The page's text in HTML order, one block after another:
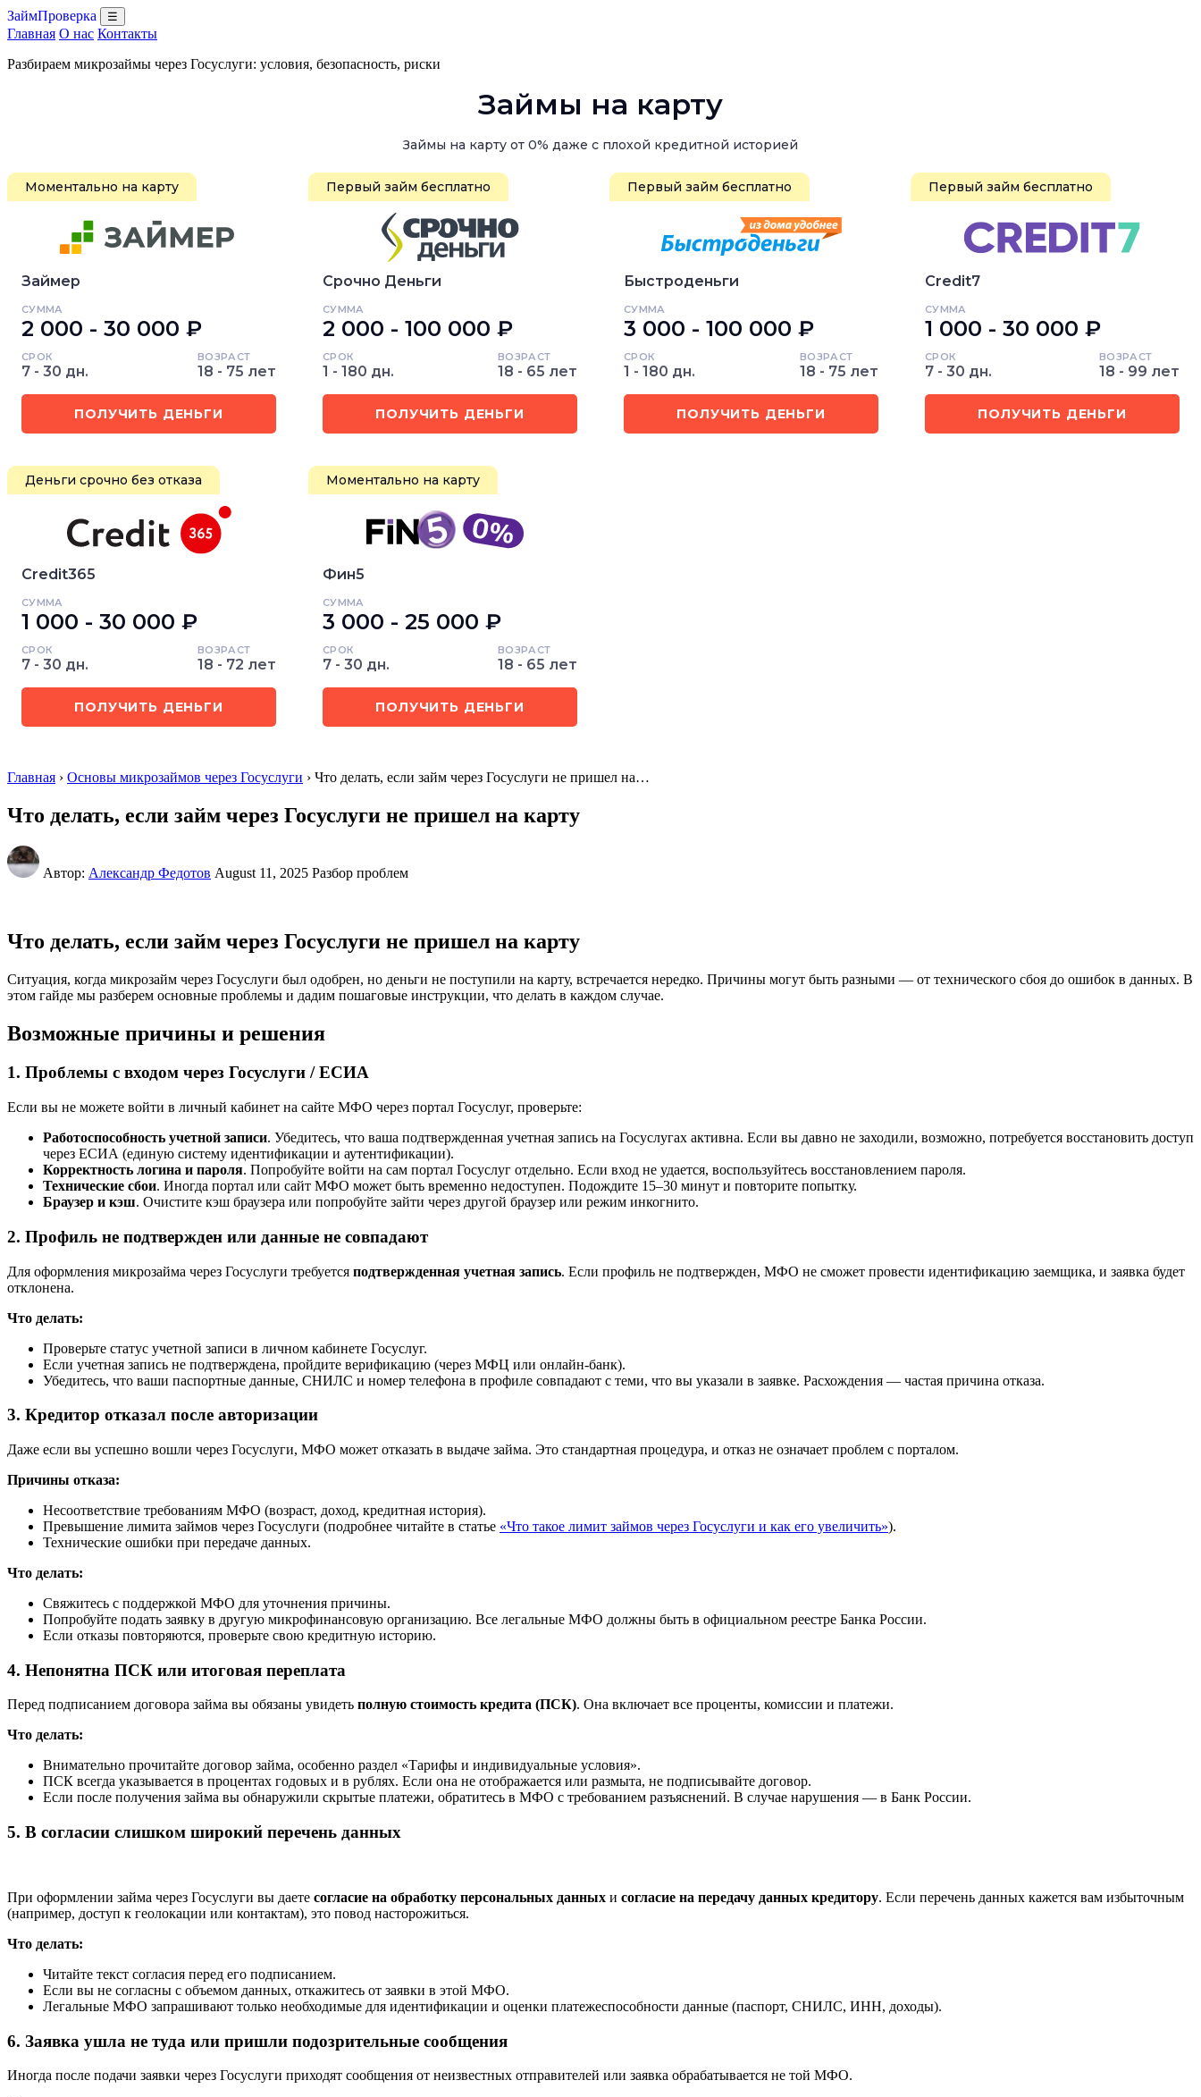
ЗаймПроверка ☰
Главная О нас Контакты
Разбираем микрозаймы через Госуслуги: условия, безопасность, риски
Займы на карту
Займы на карту от 0% даже с плохой кредитной историей
Моментально на карту
Займер
СУММА
2 000 - 30 000 ₽
СРОК
7 - 30 дн.
ВОЗРАСТ
18 - 75 лет
ПОЛУЧИТЬ ДЕНЬГИ
Первый займ бесплатно
Срочно Деньги
СУММА
2 000 - 100 000 ₽
СРОК
1 - 180 дн.
ВОЗРАСТ
18 - 65 лет
ПОЛУЧИТЬ ДЕНЬГИ
Первый займ бесплатно
Быстроденьги
СУММА
3 000 - 100 000 ₽
СРОК
1 - 180 дн.
ВОЗРАСТ
18 - 75 лет
ПОЛУЧИТЬ ДЕНЬГИ
Первый займ бесплатно
Credit7
СУММА
1 000 - 30 000 ₽
СРОК
7 - 30 дн.
ВОЗРАСТ
18 - 99 лет
ПОЛУЧИТЬ ДЕНЬГИ
Деньги срочно без отказа
Credit365
СУММА
1 000 - 30 000 ₽
СРОК
7 - 30 дн.
ВОЗРАСТ
18 - 72 лет
ПОЛУЧИТЬ ДЕНЬГИ
Моментально на карту
Фин5
СУММА
3 000 - 25 000 ₽
СРОК
7 - 30 дн.
ВОЗРАСТ
18 - 65 лет
ПОЛУЧИТЬ ДЕНЬГИ
Главная › Основы микрозаймов через Госуслуги › Что делать, если займ через Госуслуги не пришел на…
Что делать, если займ через Госуслуги не пришел на карту
Автор: Александр Федотов August 11, 2025 Разбор проблем
Что делать, если займ через Госуслуги не пришел на карту
Ситуация, когда микрозайм через Госуслуги был одобрен, но деньги не поступили на карту, встречается нередко. Причины могут быть разными — от технического сбоя до ошибок в данных. В
этом гайде мы разберем основные проблемы и дадим пошаговые инструкции, что делать в каждом случае.
Возможные причины и решения
1. Проблемы с входом через Госуслуги / ЕСИА
Если вы не можете войти в личный кабинет на сайте МФО через портал Госуслуг, проверьте:
Работоспособность учетной записи. Убедитесь, что ваша подтвержденная учетная запись на Госуслугах активна. Если вы давно не заходили, возможно, потребуется восстановить доступ
через ЕСИА (единую систему идентификации и аутентификации).
Корректность логина и пароля. Попробуйте войти на сам портал Госуслуг отдельно. Если вход не удается, воспользуйтесь восстановлением пароля.
Технические сбои. Иногда портал или сайт МФО может быть временно недоступен. Подождите 15–30 минут и повторите попытку.
Браузер и кэш. Очистите кэш браузера или попробуйте зайти через другой браузер или режим инкогнито.
2. Профиль не подтвержден или данные не совпадают
Для оформления микрозайма через Госуслуги требуется подтвержденная учетная запись. Если профиль не подтвержден, МФО не сможет провести идентификацию заемщика, и заявка будет
отклонена.
Что делать:
Проверьте статус учетной записи в личном кабинете Госуслуг.
Если учетная запись не подтверждена, пройдите верификацию (через МФЦ или онлайн-банк).
Убедитесь, что ваши паспортные данные, СНИЛС и номер телефона в профиле совпадают с теми, что вы указали в заявке. Расхождения — частая причина отказа.
3. Кредитор отказал после авторизации
Даже если вы успешно вошли через Госуслуги, МФО может отказать в выдаче займа. Это стандартная процедура, и отказ не означает проблем с порталом.
Причины отказа:
Несоответствие требованиям МФО (возраст, доход, кредитная история).
Превышение лимита займов через Госуслуги (подробнее читайте в статье «Что такое лимит займов через Госуслуги и как его увеличить»).
Технические ошибки при передаче данных.
Что делать:
Свяжитесь с поддержкой МФО для уточнения причины.
Попробуйте подать заявку в другую микрофинансовую организацию. Все легальные МФО должны быть в официальном реестре Банка России.
Если отказы повторяются, проверьте свою кредитную историю.
4. Непонятна ПСК или итоговая переплата
Перед подписанием договора займа вы обязаны увидеть полную стоимость кредита (ПСК). Она включает все проценты, комиссии и платежи.
Что делать:
Внимательно прочитайте договор займа, особенно раздел «Тарифы и индивидуальные условия».
ПСК всегда указывается в процентах годовых и в рублях. Если она не отображается или размыта, не подписывайте договор.
Если после получения займа вы обнаружили скрытые платежи, обратитесь в МФО с требованием разъяснений. В случае нарушения — в Банк России.
5. В согласии слишком широкий перечень данных
При оформлении займа через Госуслуги вы даете согласие на обработку персональных данных и согласие на передачу данных кредитору. Если перечень данных кажется вам избыточным
(например, доступ к геолокации или контактам), это повод насторожиться.
Что делать:
Читайте текст согласия перед его подписанием.
Если вы не согласны с объемом данных, откажитесь от заявки в этой МФО.
Легальные МФО запрашивают только необходимые для идентификации и оценки платежеспособности данные (паспорт, СНИЛС, ИНН, доходы).
6. Заявка ушла не туда или пришли подозрительные сообщения
Иногда после подачи заявки через Госуслуги приходят сообщения от неизвестных отправителей или заявка обрабатывается не той МФО.